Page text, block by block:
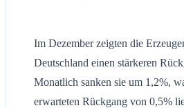
Im Dezember zeigten die
Deutschland einen stärkeren
Monatlich sanken sie um 1,2%,
erwarteten Rückgang von 0,5%